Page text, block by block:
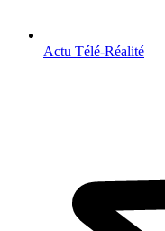
Actu Télé-Réalité